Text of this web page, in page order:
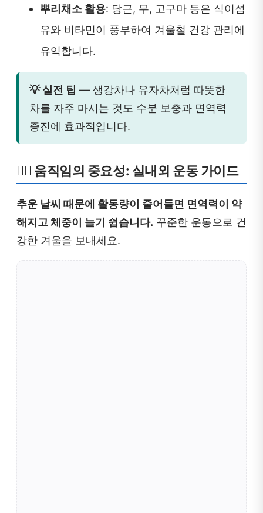
뿌리채소 활용: 당근, 무, 고구마 등은 식이섬
유와 비타민이 풍부하여 겨울철 건강 관리에
유익합니다.
💡 실전 팁 — 생강차나 유자차처럼 따뜻한
차를 자주 마시는 것도 수분 보충과 면역력
증진에 효과적입니다.
🏃‍♀️ 움직임의 중요성: 실내외 운동 가이드
추운 날씨 때문에 활동량이 줄어들면 면역력이 약
해지고 체중이 늘기 쉽습니다. 꾸준한 운동으로 건
강한 겨울을 보내세요.